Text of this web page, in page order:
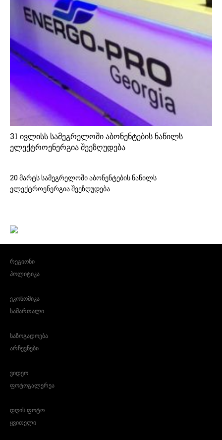
31 ივლისს სამეგრელოში აბონენტების ნაწილს
ელექტროენერგია შეეზღუდება
20 მარტს სამეგრელოში აბონენტების ნაწილს
ელექტროენერგია შეეზღუდება
რეგიონი
პოლიტიკა
ეკონომიკა
სამართალი
საზოგადოება
არჩევნები
ვიდეო
ფოტოგალერეა
დღის ფოტო
ყვითელი